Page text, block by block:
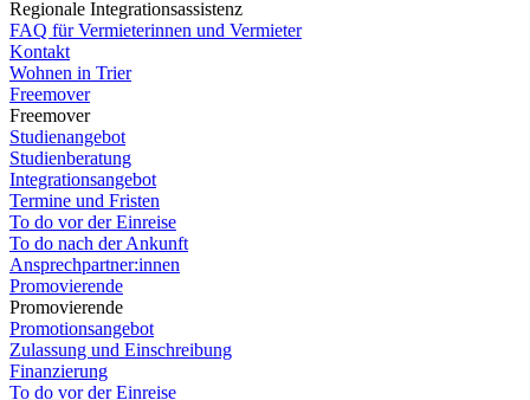
Regionale Integrationsassistenz
FAQ für Vermieterinnen und Vermieter
Kontakt
Wohnen in Trier
Freemover
Freemover
Studienangebot
Studienberatung
Integrationsangebot
Termine und Fristen
To do vor der Einreise
To do nach der Ankunft
Ansprechpartner:innen
Promovierende
Promovierende
Promotionsangebot
Zulassung und Einschreibung
Finanzierung
To do vor der Einreise